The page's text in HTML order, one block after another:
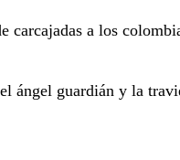
carcajadas a los
ángel guardián y la